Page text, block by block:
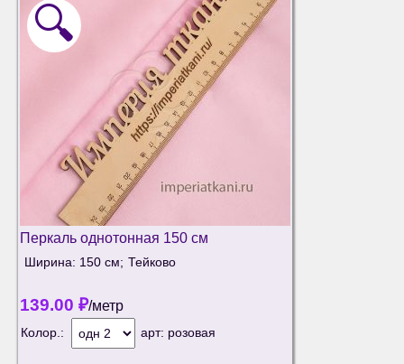
🔍
Перкаль однотонная 150 см
Ширина: 150 см; Тейково
139.00 ₽/метр
Колор.: арт: розовая